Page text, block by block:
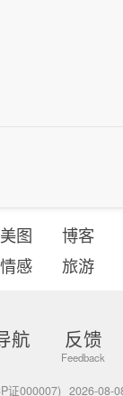
美图 博客
情感 旅游
航 反馈
证000007) 2026-08-